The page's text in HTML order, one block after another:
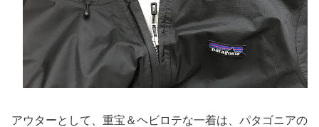
アウターとして、重宝＆ヘビロテな一着は、パタゴニアの